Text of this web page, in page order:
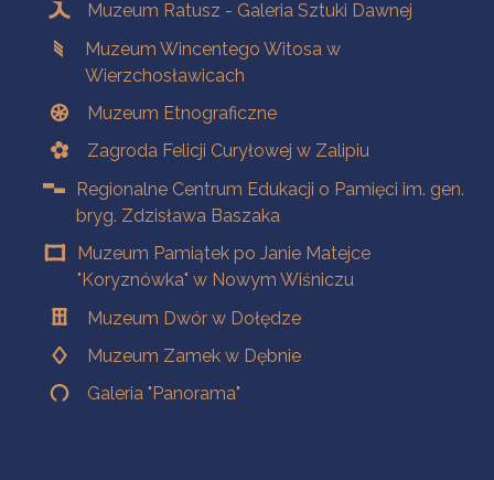
Muzeum Ratusz - Galeria Sztuki Dawnej
Muzeum Wincentego Witosa w
Wierzchosławicach
Muzeum Etnograficzne
Zagroda Felicji Curyłowej w Zalipiu
Regionalne Centrum Edukacji o Pamięci im. gen.
bryg. Zdzisława Baszaka
Muzeum Pamiątek po Janie Matejce
"Koryznówka" w Nowym Wiśniczu
Muzeum Dwór w Dołędze
Muzeum Zamek w Dębnie
Galeria "Panorama"